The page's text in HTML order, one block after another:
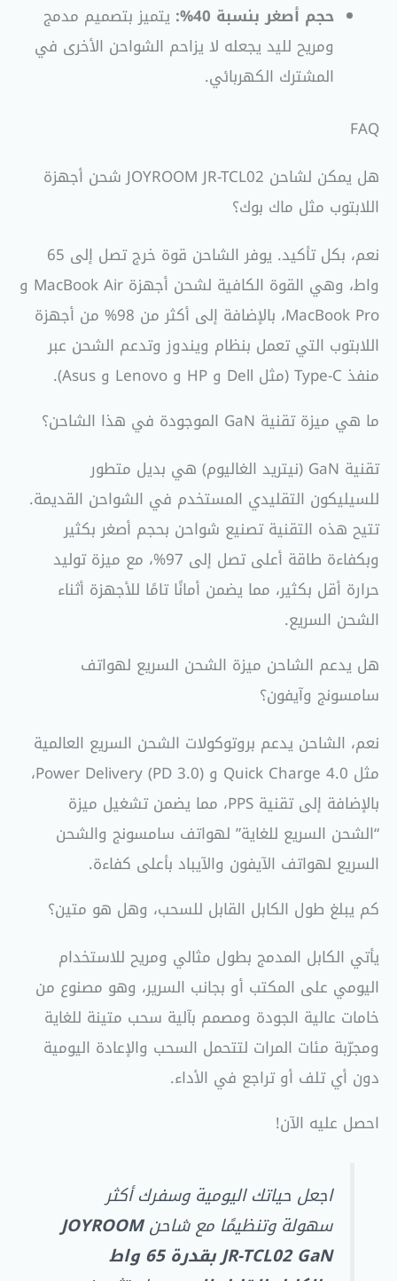
حجم أصغر بنسبة 40%:
يتميز بتصميم مدمج
ومريح لليد يجعله لا يزاحم الشواحن الأخرى في
المشترك الكهربائي.
FAQ
هل يمكن لشاحن JOYROOM JR-TCL02 شحن أجهزة
اللابتوب مثل ماك بوك؟
نعم، بكل تأكيد. يوفر الشاحن قوة خرج تصل إلى 65
واط، وهي القوة الكافية لشحن أجهزة MacBook Air و
MacBook Pro، بالإضافة إلى أكثر من 98% من أجهزة
اللابتوب التي تعمل بنظام ويندوز وتدعم الشحن عبر
منفذ Type-C (مثل Dell و HP و Lenovo و Asus).
ما هي ميزة تقنية GaN الموجودة في هذا الشاحن؟
تقنية GaN (نيتريد الغاليوم) هي بديل متطور
للسيليكون التقليدي المستخدم في الشواحن القديمة.
تتيح هذه التقنية تصنيع شواحن بحجم أصغر بكثير
وبكفاءة طاقة أعلى تصل إلى 97%، مع ميزة توليد
حرارة أقل بكثير، مما يضمن أمانًا تامًا للأجهزة أثناء
الشحن السريع.
هل يدعم الشاحن ميزة الشحن السريع لهواتف
سامسونج وآيفون؟
نعم، الشاحن يدعم بروتوكولات الشحن السريع العالمية
مثل Quick Charge 4.0 و Power Delivery (PD 3.0)،
بالإضافة إلى تقنية PPS، مما يضمن تشغيل ميزة
“الشحن السريع للغاية” لهواتف سامسونج والشحن
السريع لهواتف الآيفون والآيباد بأعلى كفاءة.
كم يبلغ طول الكابل القابل للسحب، وهل هو متين؟
يأتي الكابل المدمج بطول مثالي ومريح للاستخدام
اليومي على المكتب أو بجانب السرير، وهو مصنوع من
خامات عالية الجودة ومصمم بآلية سحب متينة للغاية
ومجرّبة مئات المرات لتتحمل السحب والإعادة اليومية
دون أي تلف أو تراجع في الأداء.
احصل عليه الآن!
اجعل حياتك اليومية وسفرك أكثر
سهولة وتنظيمًا مع شاحنJOYROOM
JR-TCL02 GaN بقدرة 65 واط